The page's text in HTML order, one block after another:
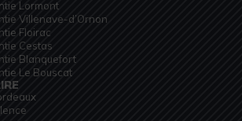
Lormont
Villenave-d’Ornon
Floirac
Cestas
Blanquefort
Le Bouscat